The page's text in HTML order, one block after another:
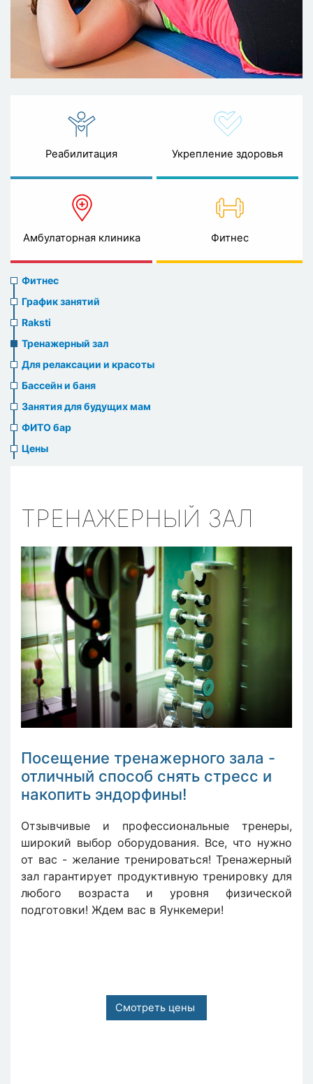
Реабилитация Укрепление здоровья
Амбулаторная клиника Фитнес
Sports
menu
Фитнес
График занятий
Raksti
Тренажерный зал
Для релаксации и красоты
Бассейн и баня
Занятия для будущих мам
ФИТО бар
Цены
ТРЕНАЖЕРНЫЙ ЗАЛ
Посещение тренажерного зала -
отличный способ снять стресс и
накопить эндорфины!
Отзывчивые и профессиональные тренеры,
широкий выбор оборудования. Все, что нужно
от вас - желание тренироваться! Тренажерный
зал гарантирует продуктивную тренировку для
любого возраста и уровня физической
подготовки! Ждем вас в Яункемери!
Смотреть цены